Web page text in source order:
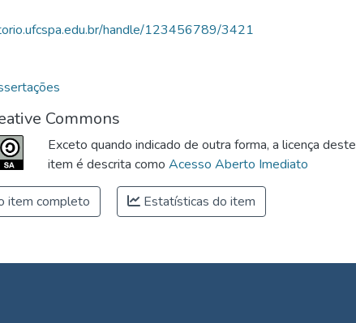
handle/123456789/3421
Commons
Exceto quando indicado de outra forma, a licença deste
item é descrita como Acesso Aberto Imediato
item completo Estatísticas do item